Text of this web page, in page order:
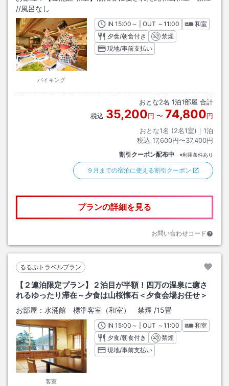
//風呂なし
バイキング
INチェックイン
15:00 ～ | OUT チェックアウト
～11:00
和室
夕食/朝食付き
禁煙
現地/事前支払い
おとな2名 1泊1部屋 合計
税込 35,200円 〜 74,800円
おとな1名 (2名1室)｜ 1泊
税込 17,600円〜37,400円
割引クーポン配布中 ※利用条件あり
９月までの宿泊に使える割引クーポン
プランの詳細を見る
お問い合わせコード
るるぶトラベルプラン
【２連泊限定プラン】２泊目が半額！四万の温泉に癒さ
れるゆったり滞在～夕食は山桜懐石＜夕食会場お任せ＞
お部屋： 水涌館 標準客室（和室） 禁煙 /15畳
客室
INチェックイン
15:00 ～ | OUT チェックアウト
～11:00
和室
夕食/朝食付き
禁煙
現地/事前支払い